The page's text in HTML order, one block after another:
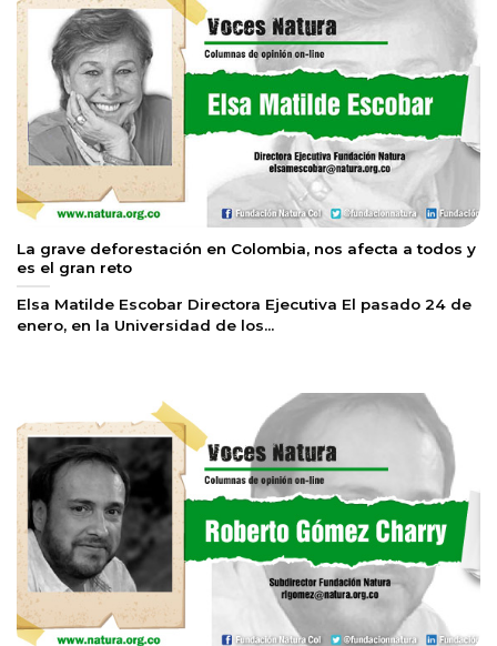
La grave deforestación en Colombia, nos afecta a todos y
es el gran reto
Elsa Matilde Escobar Directora Ejecutiva El pasado 24 de
enero, en la Universidad de los...